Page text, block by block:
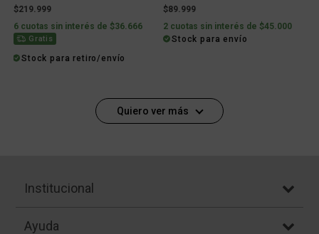
$219.999
6 cuotas sin interés de $36.666
Gratis
Stock para retiro/envío
$89.999
2 cuotas sin interés de $45.000
Stock para envío
Quiero ver más
Institucional
Ayuda